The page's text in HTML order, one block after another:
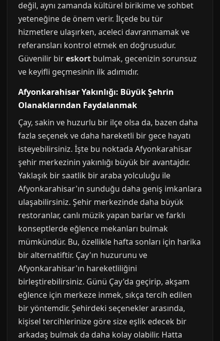
değil, aynı zamanda kültürel birikime ve sohbet
yeteneğine de önem verir. İlçede bu tür
hizmetlere ulaşırken, aceleci davranmamak ve
referansları kontrol etmek en doğrusudur.
Güvenilir bireskort bulmak, gecenizin sorunsuz
ve keyifli geçmesinin ilk adımıdır.
Afyonkarahisar Yakınlığı: Büyük Şehrin
Olanaklarından Faydalanmak
Çay, sakin ve huzurlu bir ilçe olsa da, bazen daha
fazla seçenek ve daha hareketli bir gece hayatı
isteyebilirsiniz. İşte bu noktada Afyonkarahisar
şehir merkezinin yakınlığı büyük bir avantajdır.
Yaklaşık bir saatlik bir araba yolculuğu ile
Afyonkarahisar'ın sunduğu daha geniş imkanlara
ulaşabilirsiniz. Şehir merkezinde daha büyük
restoranlar, canlı müzik yapan barlar ve farklı
konseptlerde eğlence mekanları bulmak
mümkündür. Bu, özellikle hafta sonları için harika
bir alternatiftir. Çay'ın huzurunu ve
Afyonkarahisar'ın hareketliliğini
birleştirebilirsiniz. Günü Çay'da geçirip, akşam
eğlence için merkeze inmek, sıkça tercih edilen
bir yöntemdir. Şehirdeki seçenekler arasında,
kişisel tercihlerinize göre size eşlik edecek bir
arkadaş bulmak da daha kolay olabilir. Hatta